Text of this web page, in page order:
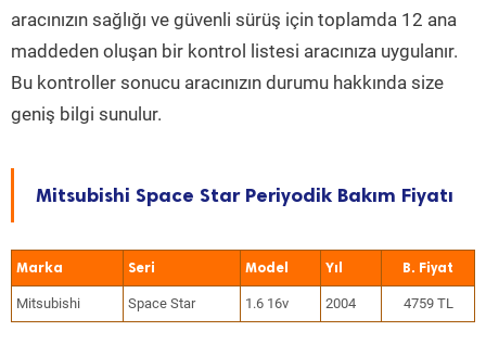
aracınızın sağlığı ve güvenli sürüş için toplamda 12 ana
maddeden oluşan bir kontrol listesi aracınıza uygulanır.
Bu kontroller sonucu aracınızın durumu hakkında size
geniş bilgi sunulur.
Mitsubishi Space Star Periyodik Bakım Fiyatı
Marka Seri Model Yıl
Mitsubishi Space Star 1.6 16v 2004 4759 TL